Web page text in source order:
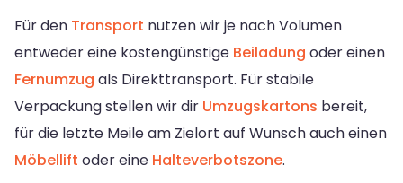
Für den Transport nutzen wir je nach Volumen
entweder eine kostengünstige Beiladung oder einen
Fernumzug als Direkttransport. Für stabile
Verpackung stellen wir dir Umzugskartons bereit,
für die letzte Meile am Zielort auf Wunsch auch einen
Möbellift oder eine Halteverbotszone.